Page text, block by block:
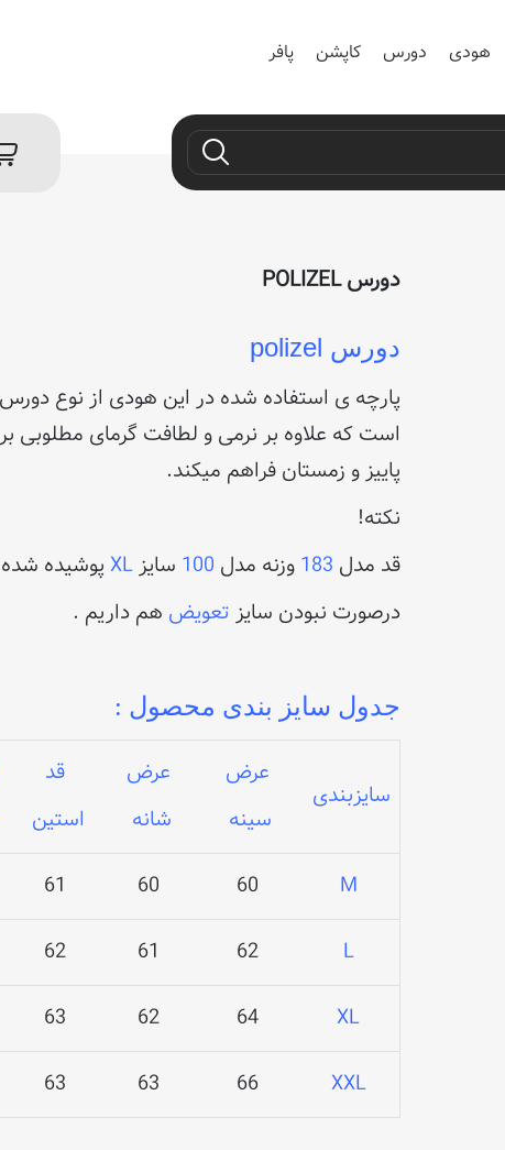
هودی دورس کاپشن پافر
دورس POLIZEL
دورس polizel
پارچه ی استفاده شده در این هودی از نوع
است که علاوه بر نرمی و لطافت گرمای مطلوبی
پاییز و زمستان فراهم میکند.
نکته!
قد مدل 183 وزنه مدل 100 سایزXL پوشیده
درصورت نبودن سایز تعویض هم داریم .
جدول سایز بندی محصول :
سایزبندی
عرض
سینه
عرض
شانه
قد
استین
M
60
60
61
L
62
61
62
XL
64
62
63
XXL
66
63
63